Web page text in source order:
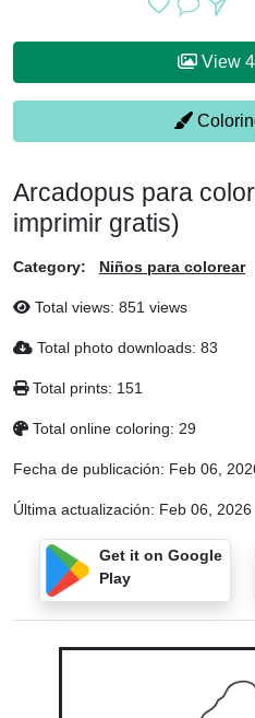
Arcadopus para
imprimir gratis)
Category: Niños para colorear
Total views: 851 views
Total photo downloads: 83
Total prints: 151
Total online coloring: 29
Fecha de publicación: Feb 06,
Última actualización: Feb 06, 2026
Get it on Google
Play